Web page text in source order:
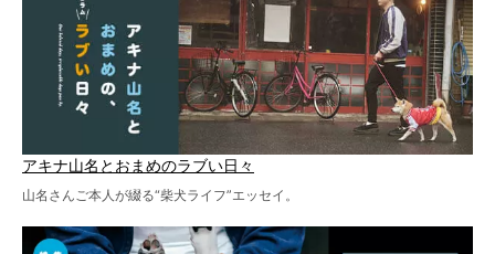
アキナ山名とおまめのラブい日々
山名さんご本人が綴る“柴犬ライフ”エッセイ。